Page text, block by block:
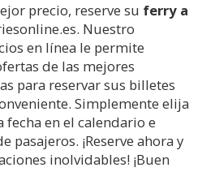
precio, reserve su ferry a
Nuestro
en línea le permite
de las mejores
para reservar sus billetes
Simplemente elija
fecha en el calendario e
pasajeros. ¡Reserve ahora y
inolvidables! ¡Buen